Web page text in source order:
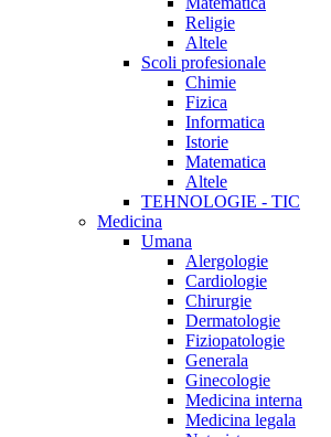
Religie
Altele
Scoli profesionale
Chimie
Fizica
Informatica
Istorie
Matematica
Altele
TEHNOLOGIE - TIC
Medicina
Umana
Alergologie
Cardiologie
Chirurgie
Dermatologie
Fiziopatologie
Generala
Ginecologie
Medicina interna
Medicina legala